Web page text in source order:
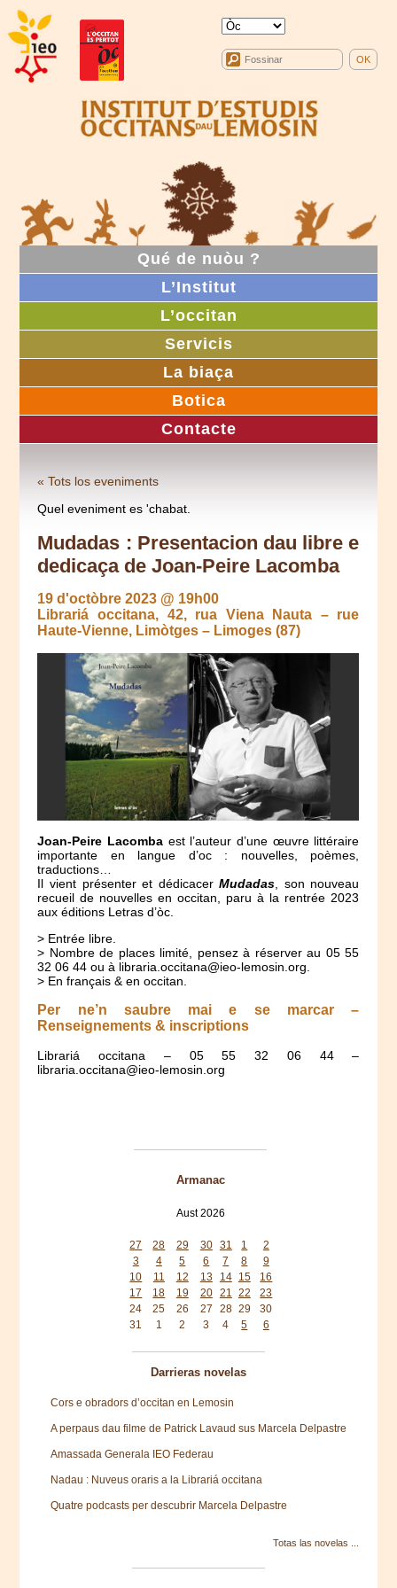
Qué de nuòu ?
L’Institut
L’occitan
Servicis
La biaça
Botica
Contacte
« Tots los eveniments
Quel eveniment es 'chabat.
Mudadas : Presentacion dau libre e
dedicaça de Joan-Peire Lacomba
19 d'octòbre 2023 @ 19h00
Librariá occitana, 42, rua Viena Nauta – rue
Haute-Vienne, Limòtges – Limoges (87)
Joan-Peire Lacomba est l’auteur d’une œuvre littéraire
importante en langue d’oc : nouvelles, poèmes,
traductions…
Il vient présenter et dédicacerMudadas , son nouveau
recueil de nouvelles en occitan, paru à la rentrée 2023
aux éditions Letras d’òc.
> Entrée libre.
> Nombre de places limité, pensez à réserver au 05 55
32 06 44 ou à libraria.occitana@ieo-lemosin.org.
> En français & en occitan.
Per ne’n saubre mai e se marcar –
Renseignements & inscriptions
Librariá occitana – 05 55 32 06 44 –
libraria.occitana@ieo-lemosin.org
Armanac
Aust 2026
27
28 29 30 31 1
2
3
4 5 6 7 8
9
10
11 12 13 14 15
16
17
18 19 20 21 22
23
24
25 26 27 28 29
30
31
1 2 3 4 5 6
Darrieras novelas
Cors e obradors d’occitan en Lemosin
A perpaus dau filme de Patrick Lavaud sus Marcela Delpastre
Amassada Generala IEO Federau
Nadau : Nuveus oraris a la Librariá occitana
Quatre podcasts per descubrir Marcela Delpastre
Totas las novelas ...